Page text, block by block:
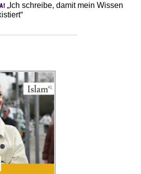
„Ich schreibe, damit mein Wissen